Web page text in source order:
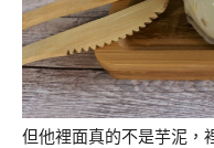
但他裡面真的不是芋泥，